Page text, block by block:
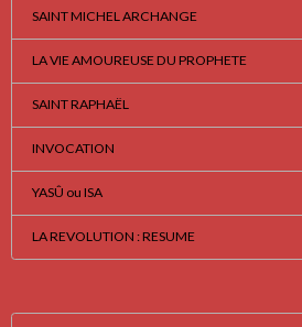
SAINT MICHEL ARCHANGE
LA VIE AMOUREUSE DU PROPHETE
SAINT RAPHAËL
INVOCATION
YASÛ ou ISA
LA REVOLUTION : RESUME